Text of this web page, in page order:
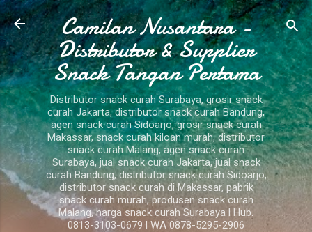
Langsung ke konten utama
Camilan Nusantara -
Distributor & Supplier
Snack Tangan Pertama
Distributor snack curah Surabaya, grosir snack
curah Jakarta, distributor snack curah Bandung,
agen snack curah Sidoarjo, grosir snack curah
Makassar, snack curah kiloan murah, distributor
snack curah Malang, agen snack curah
Surabaya, jual snack curah Jakarta, jual snack
curah Bandung, distributor snack curah Sidoarjo,
distributor snack curah di Makassar, pabrik
snack curah murah, produsen snack curah
Malang, harga snack curah Surabaya l Hub.
0813-3103-0679 l WA 0878-5295-2906